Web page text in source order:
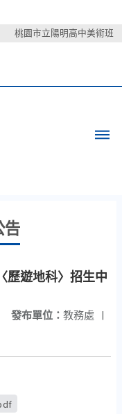
桃園市立陽明高中美術班
告
歷遊地科〉招生中
發布單位： 教務處 |